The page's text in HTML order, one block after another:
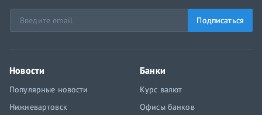
Подписаться
Новости
Популярные новости
Нижневартовск
Банки
Курс валют
Офисы банков